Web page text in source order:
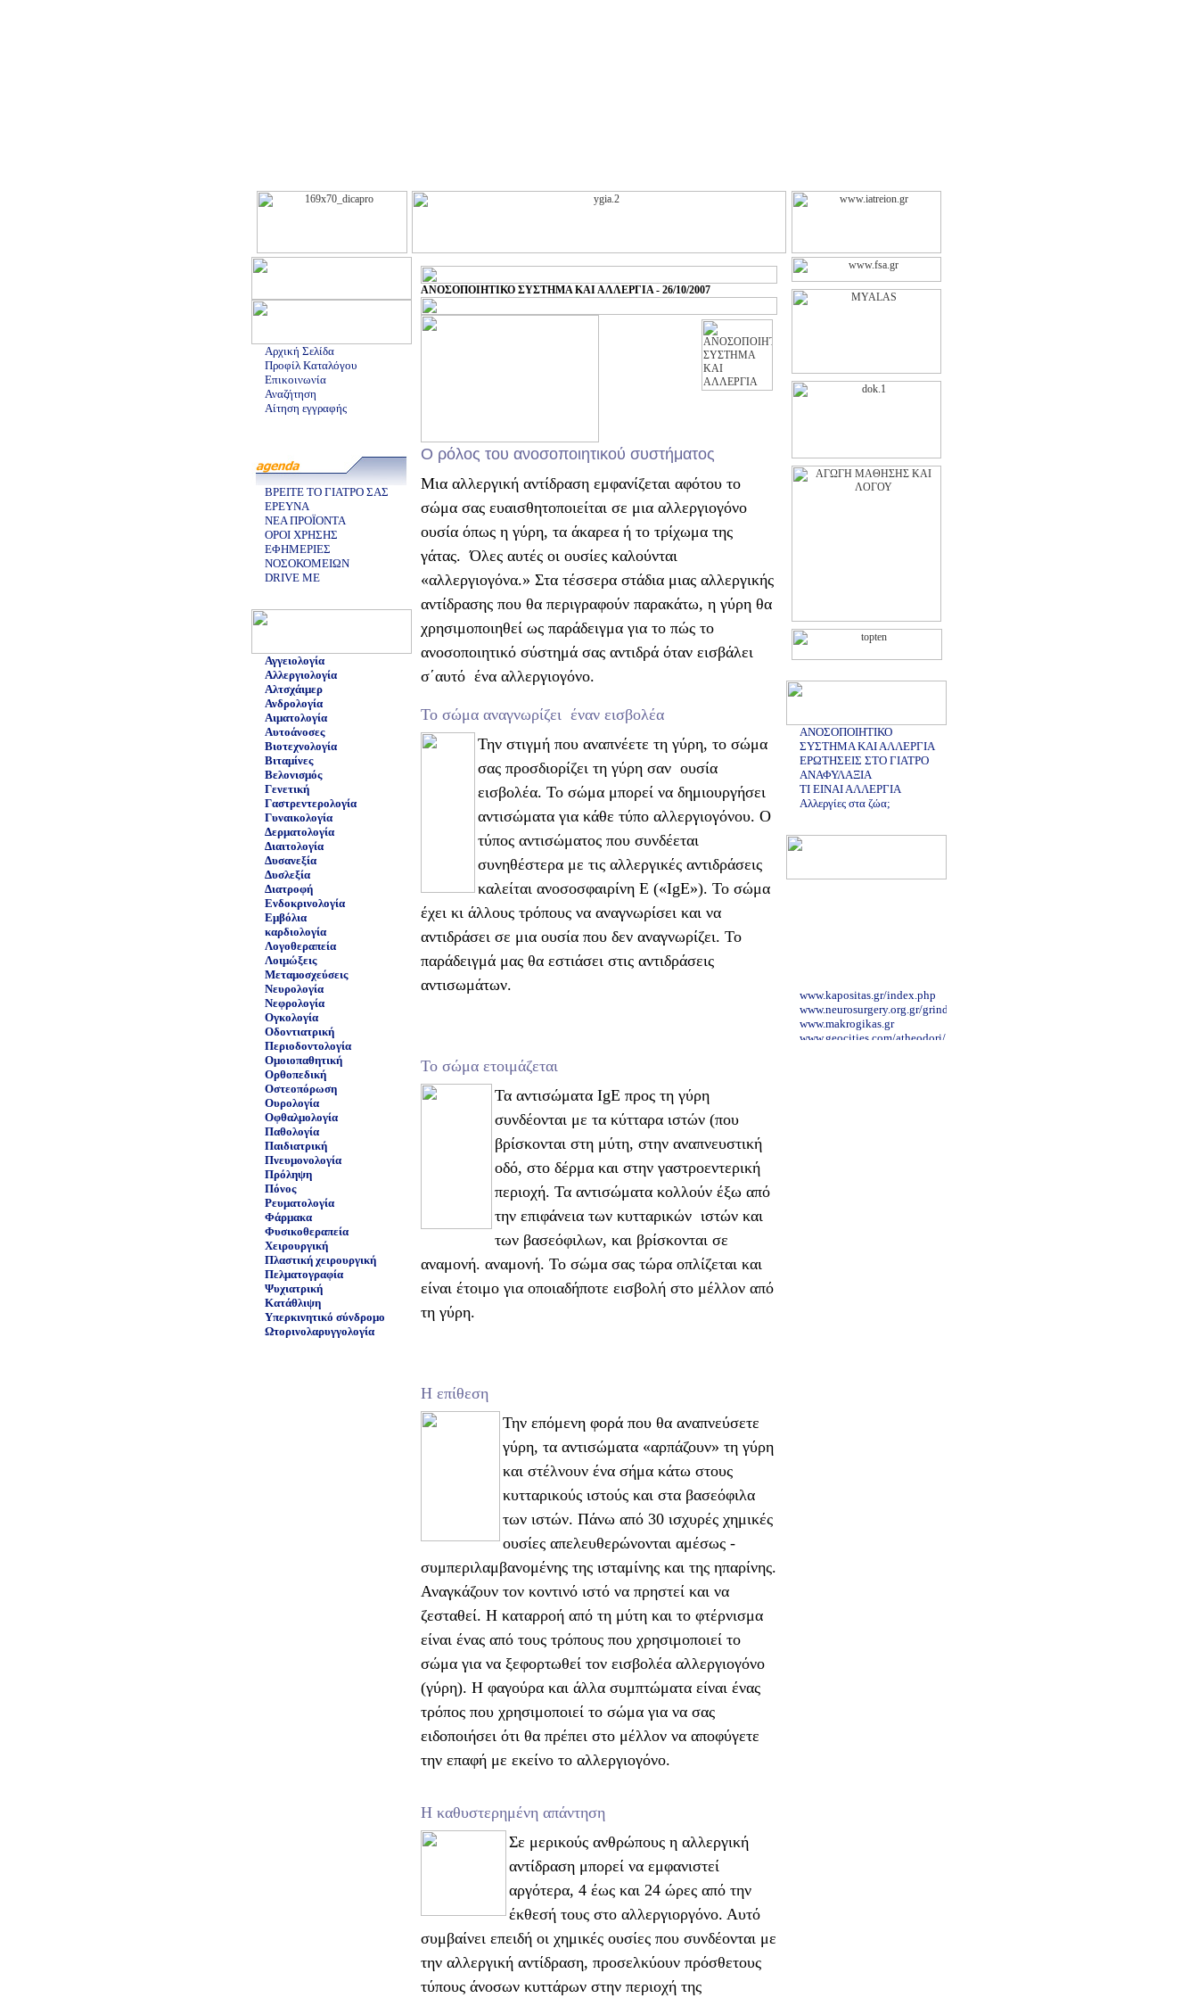
Αρχική Σελίδα
Προφίλ Καταλόγου
Επικοινωνία
Αναζήτηση
Αίτηση εγγραφής
ΒΡΕΙΤΕ ΤΟ ΓΙΑΤΡΟ ΣΑΣ
ΕΡΕΥΝΑ
ΝΕΑ ΠΡΟΪΟΝΤΑ
ΟΡΟΙ ΧΡΗΣΗΣ
ΕΦΗΜΕΡΙΕΣ
ΝΟΣΟΚΟΜΕΙΩΝ
DRIVE ME
Αγγειολογία
Αλλεργιολογία
Αλτσχάιμερ
Ανδρολογία
Αιματολογία
Αυτοάνοσες
Βιοτεχνολογία
Βιταμίνες
Βελονισμός
Γενετική
Γαστρεντερολογία
Γυναικολογία
Δερματολογία
Διαιτολογία
Δυσανεξία
Δυσλεξία
Διατροφή
Ενδοκρινολογία
Εμβόλια
καρδιολογία
Λογοθεραπεία
Λοιμώξεις
Μεταμοσχεύσεις
Νευρολογία
Νεφρολογία
Ογκολογία
Οδοντιατρική
Περιοδοντολογία
Ομοιοπαθητική
Ορθοπεδική
Οστεοπόρωση
Ουρολογία
Οφθαλμολογία
Παθολογία
Παιδιατρική
Πνευμονολογία
Πρόληψη
Πόνος
Ρευματολογία
Φάρμακα
Φυσικοθεραπεία
Χειρουργική
Πλαστική χειρουργική
Πελματογραφία
Ψυχιατρική
Κατάθλιψη
Υπερκινητικό σύνδρομο
Ωτορινολαρυγγολογία
ΑΝΟΣΟΠΟΙΗΤΙΚΟ ΣΥΣΤΗΜΑ ΚΑΙ ΑΛΛΕΡΓΙΑ - 26/10/2007
Ο ρόλος του ανοσοποιητικού συστήματος
Μια αλλεργική αντίδραση εμφανίζεται αφότου το
σώμα σας ευαισθητοποιείται σε μια αλλεργιογόνο
ουσία όπως η γύρη, τα άκαρεα ή το τρίχωμα της
γάτας. Όλες αυτές οι ουσίες καλούνται
«αλλεργιογόνα.» Στα τέσσερα στάδια μιας αλλεργικής
αντίδρασης που θα περιγραφούν παρακάτω, η γύρη θα
χρησιμοποιηθεί ως παράδειγμα για το πώς το
ανοσοποιητικό σύστημά σας αντιδρά όταν εισβάλει
σ΄αυτό ένα αλλεργιογόνο.
Το σώμα αναγνωρίζει έναν εισβολέα
Την στιγμή που αναπνέετε τη γύρη, το σώμα
σας προσδιορίζει τη γύρη σαν ουσία
εισβολέα. Το σώμα μπορεί να δημιουργήσει
αντισώματα για κάθε τύπο αλλεργιογόνου. Ο
τύπος αντισώματος που συνδέεται
συνηθέστερα με τις αλλεργικές αντιδράσεις
καλείται ανοσοσφαιρίνη Ε («IgE»). Το σώμα
έχει κι άλλους τρόπους να αναγνωρίσει και να
αντιδράσει σε μια ουσία που δεν αναγνωρίζει. Το
παράδειγμά μας θα εστιάσει στις αντιδράσεις
αντισωμάτων.
Το σώμα ετοιμάζεται
Τα αντισώματα IgE προς τη γύρη
συνδέονται με τα κύτταρα ιστών (που
βρίσκονται στη μύτη, στην αναπνευστική
οδό, στο δέρμα και στην γαστροεντερική
περιοχή. Τα αντισώματα κολλούν έξω από
την επιφάνεια των κυτταρικών ιστών και
των βασεόφιλων, και βρίσκονται σε
αναμονή. αναμονή. Το σώμα σας τώρα οπλίζεται και
είναι έτοιμο για οποιαδήποτε εισβολή στο μέλλον από
τη γύρη.
Η επίθεση
Την επόμενη φορά που θα αναπνεύσετε
γύρη, τα αντισώματα «αρπάζουν» τη γύρη
και στέλνουν ένα σήμα κάτω στους
κυτταρικούς ιστούς και στα βασεόφιλα
των ιστών. Πάνω από 30 ισχυρές χημικές
ουσίες απελευθερώνονται αμέσως -
συμπεριλαμβανομένης της ισταμίνης και της ηπαρίνης.
Αναγκάζουν τον κοντινό ιστό να πρηστεί και να
ζεσταθεί. Η καταρροή από τη μύτη και το φτέρνισμα
είναι ένας από τους τρόπους που χρησιμοποιεί το
σώμα για να ξεφορτωθεί τον εισβολέα αλλεργιογόνο
(γύρη). Η φαγούρα και άλλα συμπτώματα είναι ένας
τρόπος που χρησιμοποιεί το σώμα για να σας
ειδοποιήσει ότι θα πρέπει στο μέλλον να αποφύγετε
την επαφή με εκείνο το αλλεργιογόνο.
Η καθυστερημένη απάντηση
Σε μερικούς ανθρώπους η αλλεργική
αντίδραση μπορεί να εμφανιστεί
αργότερα, 4 έως και 24 ώρες από την
έκθεσή τους στο αλλεργιοργόνο. Αυτό
συμβαίνει επειδή οι χημικές ουσίες που συνδέονται με
την αλλεργική αντίδραση, προσελκύουν πρόσθετους
τύπους άνοσων κυττάρων στην περιοχή της
ΑΝΟΣΟΠΟΙΗΤΙΚΟ
ΣΥΣΤΗΜΑ ΚΑΙ ΑΛΛΕΡΓΙΑ
ΕΡΩΤΗΣΕΙΣ ΣΤΟ ΓΙΑΤΡΟ
ΑΝΑΦΥΛΑΞΙΑ
ΤΙ ΕΙΝΑΙ ΑΛΛΕΡΓΙΑ
Αλλεργίες στα ζώα;
www.kapositas.gr/index.php
www.neurosurgery.org.gr/grindex.htm
www.makrogikas.gr
www.geocities.com/atheodori/